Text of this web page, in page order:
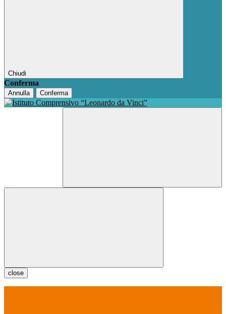
Chiudi
Conferma
Annulla Conferma
close